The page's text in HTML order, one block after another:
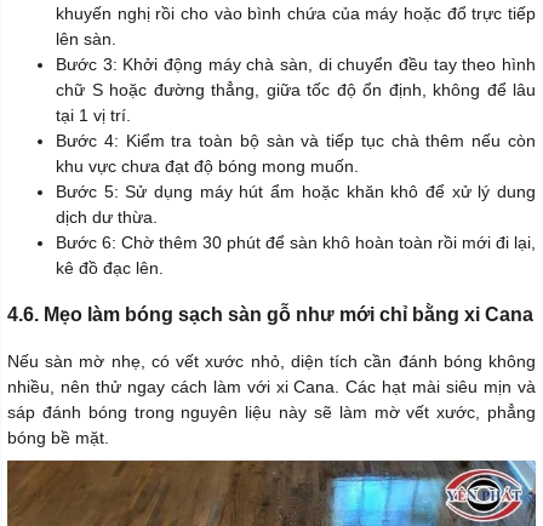
khuyến nghị rồi cho vào bình chứa của máy hoặc đổ trực tiếp
lên sàn.
Bước 3: Khởi động máy chà sàn, di chuyển đều tay theo hình
chữ S hoặc đường thẳng, giữa tốc độ ổn định, không để lâu
tại 1 vị trí.
Bước 4: Kiểm tra toàn bộ sàn và tiếp tục chà thêm nếu còn
khu vực chưa đạt độ bóng mong muốn.
Bước 5: Sử dụng máy hút ẩm hoặc khăn khô để xử lý dung
dịch dư thừa.
Bước 6: Chờ thêm 30 phút để sàn khô hoàn toàn rồi mới đi lại,
kê đồ đạc lên.
4.6. Mẹo làm bóng sạch sàn gỗ như mới chỉ bằng xi Cana
Nếu sàn mờ nhẹ, có vết xước nhỏ, diện tích cần đánh bóng không
nhiều, nên thử ngay cách làm với xi Cana. Các hạt mài siêu mịn và
sáp đánh bóng trong nguyên liệu này sẽ làm mờ vết xước, phẳng
bóng bề mặt.